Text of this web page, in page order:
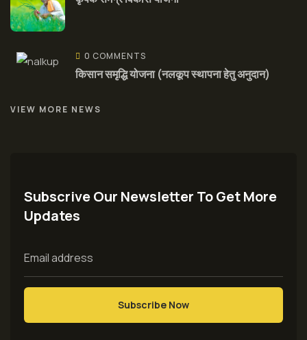
0 COMMENTS
किसान समृद्धि योजना (नलकूप स्थापना हेतु अनुदान)
VIEW MORE NEWS
Subscrive Our Newsletter To Get More
Updates